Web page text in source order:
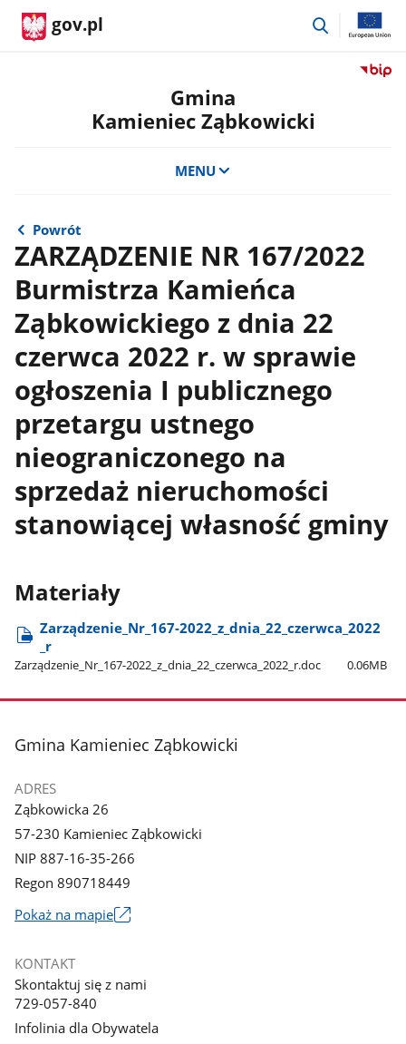
gov.pl
przejdź
Przejdź
Gmina
Kamieniec Ząbkowicki
MENU
Powrót
ZARZĄDZENIE NR 167/2022
Burmistrza Kamieńca
Ząbkowickiego z dnia 22
czerwca 2022 r. w sprawie
ogłoszenia I publicznego
przetargu ustnego
nieograniczonego na
sprzedaż nieruchomości
stanowiącej własność gminy
Materiały
Zarządzenie​_Nr​_167-2022​_z​_dnia​_22​_czerwca​_2022​
_r
Zarządzenie​_Nr​_167-2022​_z​_dnia​_22​_czerwca​_2022​_r.doc 0.06MB
stopka
Gmina Kamieniec Ząbkowicki
ADRES
Ząbkowicka 26
57-230 Kamieniec Ząbkowicki
NIP 887-16-35-266
Regon 890718449
Pokaż na mapieLink
nowym
KONTAKT
Skontaktuj się z nami
729-057-840
Infolinia dla Obywatela